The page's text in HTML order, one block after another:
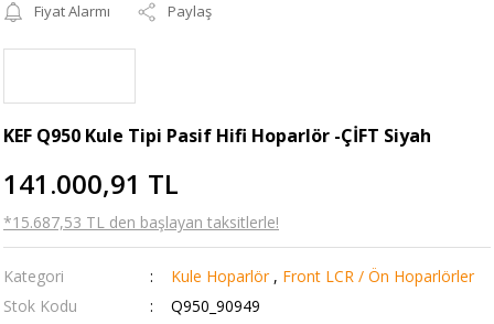
Fiyat Alarmı
Paylaş
KEF Q950 Kule Tipi Pasif Hifi Hoparlör -ÇİFT Siyah
141.000,91 TL
*15.687,53 TL den başlayan taksitlerle!
Kategori Kule Hoparlör , Front LCR / Ön Hoparlörler
Stok Kodu
Q950_90949